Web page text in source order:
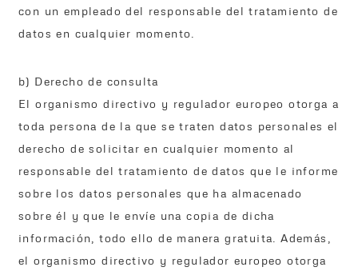
con un empleado del responsable del tratamiento de
datos en cualquier momento.
b) Derecho de consulta
El organismo directivo y regulador europeo otorga a
toda persona de la que se traten datos personales el
derecho de solicitar en cualquier momento al
responsable del tratamiento de datos que le informe
sobre los datos personales que ha almacenado
sobre él y que le envíe una copia de dicha
información, todo ello de manera gratuita. Además,
el organismo directivo y regulador europeo otorga